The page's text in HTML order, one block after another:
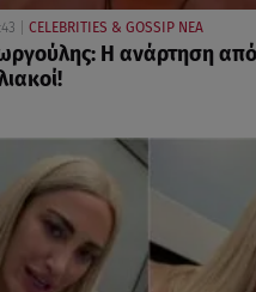
CELEBRITIES & GOSSIP ΝΕΑ
Η ανάρτηση